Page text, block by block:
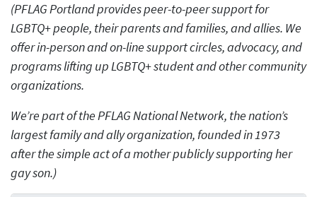
(PFLAG Portland provides peer-to-peer support for
LGBTQ+ people, their parents and families, and allies. We
offer in-person and on-line support circles, advocacy, and
programs lifting up LGBTQ+ student and other community
organizations.
We’re part of the PFLAG National Network, the nation’s
largest family and ally organization, founded in 1973
after the simple act of a mother publicly supporting her
gay son.)